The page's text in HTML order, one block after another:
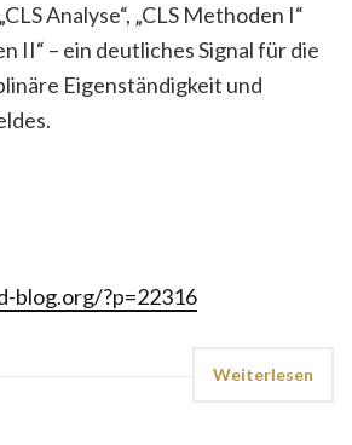
Analyse“, „CLS Methoden I“
II“ – ein deutliches Signal für die
Eigenständigkeit und
blog.org/?p=22316
Weiterlesen